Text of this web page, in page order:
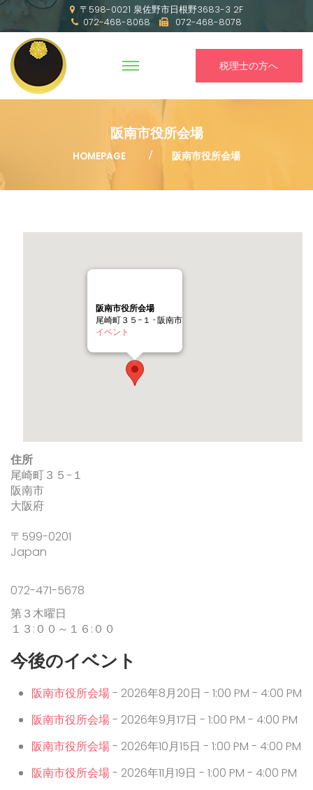
〒598-0021 泉佐野市日根野3683-3 2F
072-468-8068
072-468-8078
税理士の方へ
阪南市役所会場
HOMEPAGE 阪南市役所会場
阪南市役所会場
尾崎町３５−１ - 阪南市
イベント
住所
尾崎町３５−１
阪南市
大阪府
〒599-0201
Japan
072-471-5678
第３木曜日
１３:００～１６:００
今後のイベント
阪南市役所会場- 2026年8月20日 - 1:00 PM - 4:00 PM
阪南市役所会場- 2026年9月17日 - 1:00 PM - 4:00 PM
阪南市役所会場- 2026年10月15日 - 1:00 PM - 4:00 PM
阪南市役所会場- 2026年11月19日 - 1:00 PM - 4:00 PM